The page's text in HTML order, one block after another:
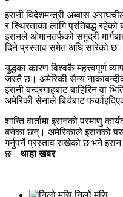
इरानी विदेशमन्त्री अब्बास
र स्थिरताका लागि प्रतिबद्ध
इरानले ओमानतर्फको समुद्री
दिने प्रस्ताव समेत अघि सारेको छ।
युद्धका कारण विश्वकै महत्त्वपूर्ण
जस्तै छ। अमेरिकी सैन्य
इरानी बन्दरगाहबाट बाहिरिन
अमेरिकी सेनाले बिचैबाट
शान्ति वार्तामा इरानको परमाणु
बनेका छन्। अमेरिकाले इरानको
गर्नुपर्ने प्रस्ताव राखेको छ भने
छ। थाहा खबर
निलो मसि